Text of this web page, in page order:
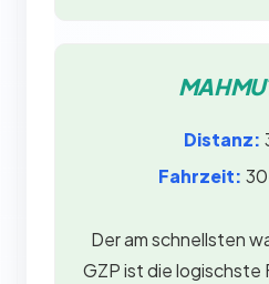
Distanz:
Fahrzeit:
Der am schnellsten
GZP ist die logischste